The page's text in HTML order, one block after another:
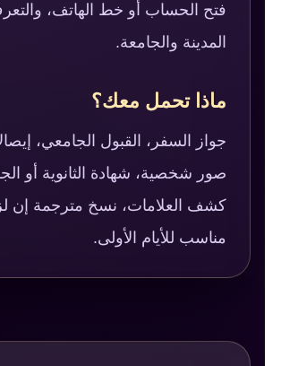
فتح الحساب أو خط الهاتف،
المدينة والجامعة.
ماذا تحمل معك؟
جواز السفر، القبول الجامعي،
صور شخصية، شهادة الثانوية أو
كشف العلامات، نسخ مترجمة إن
مناسب للأيام الأولى.